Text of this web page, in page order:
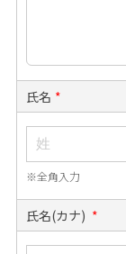
氏名 *
※全角入力
氏名(カナ) *